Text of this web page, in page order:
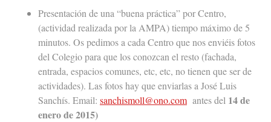
Presentación de una “buena práctica” por Centro,
(actividad realizada por la AMPA) tiempo máximo de 5
minutos. Os pedimos a cada Centro que nos enviéis fotos
del Colegio para que los conozcan el resto (fachada,
entrada, espacios comunes, etc, etc, no tienen que ser de
actividades). Las fotos hay que enviarlas a José Luis
Sanchís. Email: sanchismoll@ono.com antes del 14 de
enero de 2015)